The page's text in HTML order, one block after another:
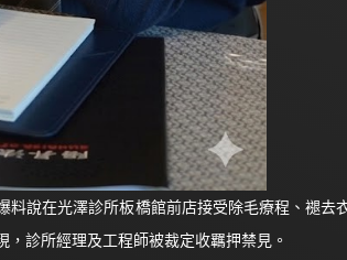
說在光澤診所板橋館前店接受除毛療程、褪去
診所經理及工程師被裁定收羈押禁見。